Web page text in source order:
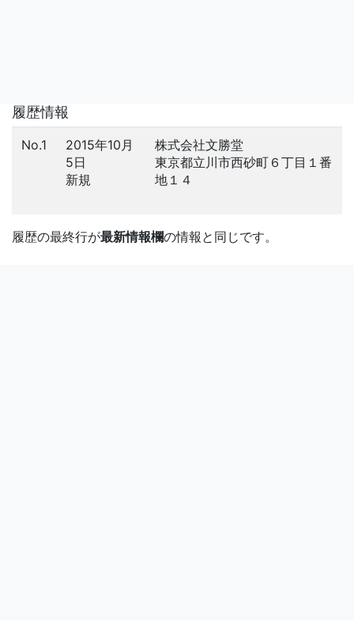
履歴情報
No.1
2015年10月
5日
新規
株式会社文勝堂
東京都立川市西砂町６丁目１番
地１４
履歴の最終行が最新情報欄の情報と同じです。